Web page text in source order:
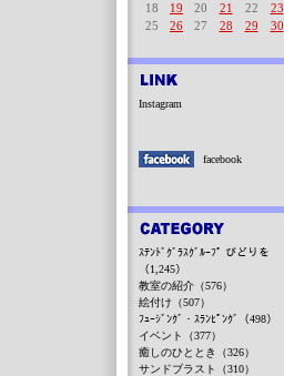
18
19 20 21 22 23
25
26 27 28 29 30
Instagram
facebook
ｽﾃﾝﾄﾞｸﾞﾗｽｸﾞﾙｰﾌﾟ びどりを
（1,245）
教室の紹介（576）
絵付け（507）
ﾌｭｰｼﾞﾝｸﾞ・ｽﾗﾝﾋﾟﾝｸﾞ（498）
イベント（377）
癒しのひととき（326）
サンドブラスト（310）